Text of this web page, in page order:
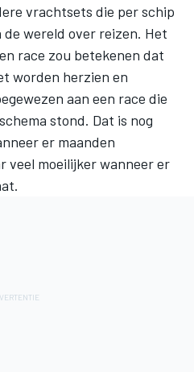
vrachtsets die per schip
wereld over reizen. Het
race zou betekenen dat
worden herzien en
aan een race die
stond. Dat is nog
er maanden
veel moeilijker wanneer er